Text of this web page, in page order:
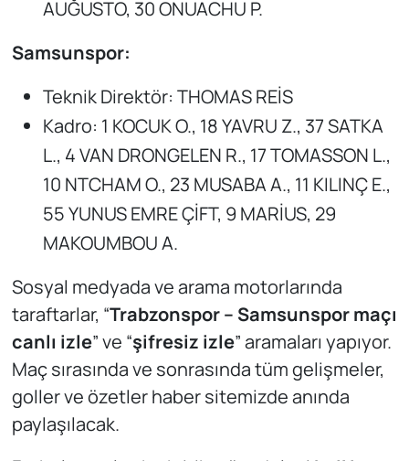
AUĞUSTO, 30 ONUACHU P.
Samsunspor:
Teknik Direktör: THOMAS REİS
Kadro: 1 KOCUK O., 18 YAVRU Z., 37 SATKA
L., 4 VAN DRONGELEN R., 17 TOMASSON L.,
10 NTCHAM O., 23 MUSABA A., 11 KILINÇ E.,
55 YUNUS EMRE ÇİFT, 9 MARİUS, 29
MAKOUMBOU A.
Sosyal medyada ve arama motorlarında
taraftarlar, “Trabzonspor – Samsunspor maçı
canlı izle” ve “şifresiz izle” aramaları yapıyor.
Maç sırasında ve sonrasında tüm gelişmeler,
goller ve özetler haber sitemizde anında
paylaşılacak.